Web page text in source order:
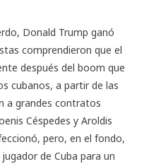
Donald Trump ganó
comprendieron que el
después del boom que
cubanos, a partir de las
a grandes contratos
Céspedes y Aroldis
pero, en el fondo,
de Cuba para un